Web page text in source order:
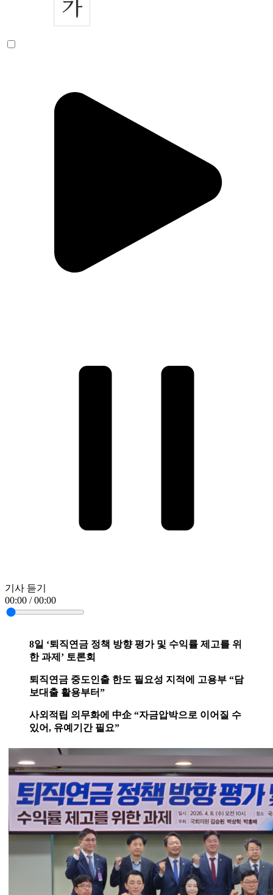
기사 듣기
00:00 / 00:00
8일 ‘퇴직연금 정책 방향 평가 및 수익률 제고를 위
한 과제’ 토론회
퇴직연금 중도인출 한도 필요성 지적에 고용부 “담
보대출 활용부터”
사외적립 의무화에 中企 “자금압박으로 이어질 수
있어, 유예기간 필요”